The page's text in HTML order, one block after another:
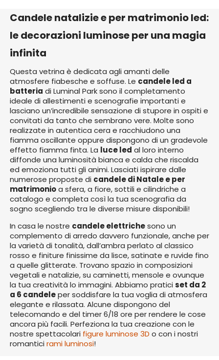
Candele natalizie e per matrimonio led:
le decorazioni luminose per una magia
infinita
Questa vetrina è dedicata agli amanti delle
atmosfere fiabesche e soffuse. Le candele led a
batteria di Luminal Park sono il completamento
ideale di allestimenti e scenografie importanti e
lasciano un’incredibile sensazione di stupore in ospiti e
convitati da tanto che sembrano vere. Molte sono
realizzate in autentica cera e racchiudono una
fiamma oscillante oppure dispongono di un gradevole
effetto fiamma finta. La luce led al loro interno
diffonde una luminosità bianca e calda che riscalda
ed emoziona tutti gli animi. Lasciati ispirare dalle
numerose proposte di candele di Natale e per
matrimonioa sfera, a fiore, sottili e cilindriche a
catalogo e completa così la tua scenografia da
sogno scegliendo tra le diverse misure disponibili!
In casa le nostre candele elettrichesono un
complemento di arredo davvero funzionale, anche per
la varietà di tonalità, dall’ambra perlato al classico
rosso e finiture finissime da lisce, satinate e ruvide fino
a quelle glitterate. Trovano spazio in composizioni
vegetali e natalizie, su caminetti, mensole e ovunque
la tua creatività lo immagini. Abbiamo pratici set da 2
a 6 candeleper soddisfare la tua voglia di atmosfera
elegante e rilassata. Alcune dispongono del
telecomando e del timer 6/18 ore per rendere le cose
ancora più facili. Perfeziona la tua creazione con le
nostre spettacolari figure luminose 3D o con i nostri
romantici rami luminosi!